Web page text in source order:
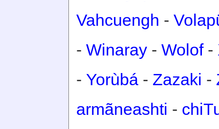
Vahcuengh -
- Winaray - Wolof-
- Yorùbá - Zazaki -
armãneashti -